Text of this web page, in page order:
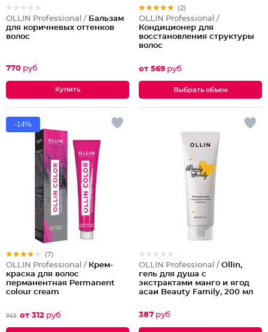
OLLIN Professional / Бальзам
для коричневых оттенков
волос
770 руб
(2)
OLLIN Professional /
Кондиционер для
восстановления структуры
волос
от 569 руб
Выбрать объем
-14%
(7)
OLLIN Professional / Крем-
краска для волос
перманентная Permanent
colour cream
363 от 312 руб
OLLIN Professional / Ollin,
гель для душа с
экстрактами манго и ягод
асаи Beauty Family, 200 мл
387 руб